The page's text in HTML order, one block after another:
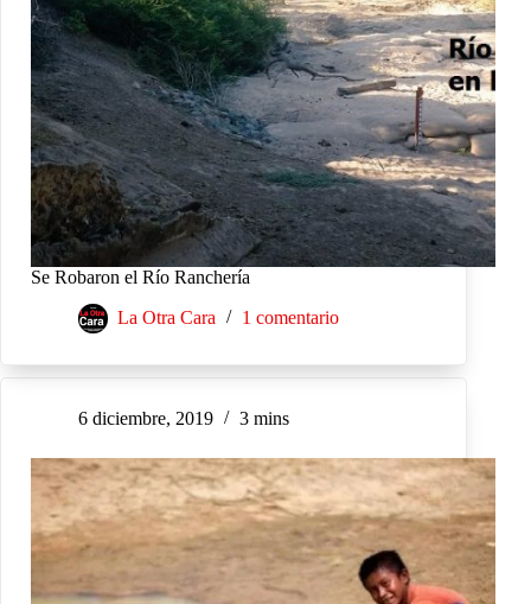
Se Robaron el Río Ranchería
La Otra Cara 1 comentario
6 diciembre, 2019 3 mins